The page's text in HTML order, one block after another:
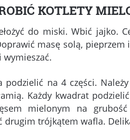
KOTLETY
do miski. Wbić jajko.
masę solą,
wymieszać.
podzielić na 4 części.
Każdy kwadrat
mielonym na
drugim trójkątem wafla.